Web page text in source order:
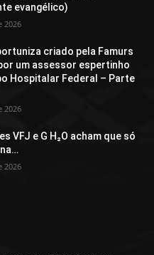
evangélico)
2026
criado pela Famurs
um assessor espertinho
Hospitalar Federal – Parte
2026
VFJ e G H₂O acham que só
2026